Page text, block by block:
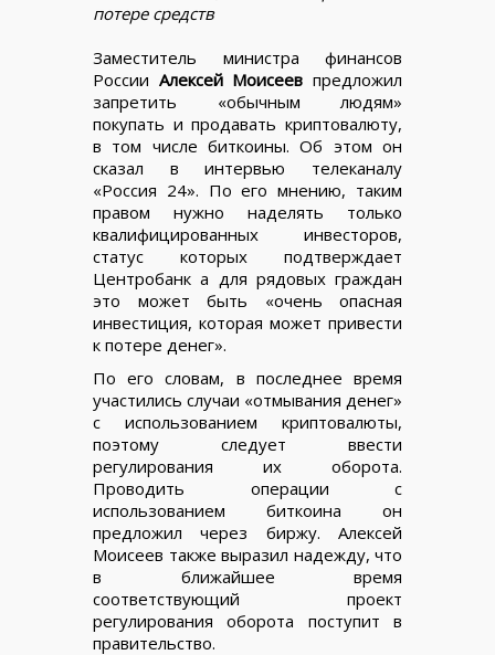
потере средств
Заместитель министра финансов
России Алексей Моисеев предложил
запретить «обычным людям»
покупать и продавать криптовалюту,
в том числе биткоины. Об этом он
сказал в интервью телеканалу
«Россия 24». По его мнению, таким
правом нужно наделять только
квалифицированных инвесторов,
статус которых подтверждает
Центробанк а для рядовых граждан
это может быть «очень опасная
инвестиция, которая может привести
к потере денег».
По его словам, в последнее время
участились случаи «отмывания денег»
с использованием криптовалюты,
поэтому следует ввести
регулирования их оборота.
Проводить операции с
использованием биткоина он
предложил через биржу. Алексей
Моисеев также выразил надежду, что
в ближайшее время
соответствующий проект
регулирования оборота поступит в
правительство.